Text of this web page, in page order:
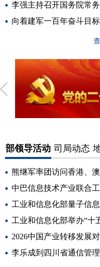
部领导活动 司局动态
熊继军率团访问香港、
中巴信息技术产业联合